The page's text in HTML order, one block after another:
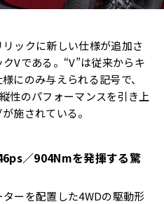
ックに新しい仕様が追加さ
Vである。“V”は従来からキ
にのみ与えられる記号で、
性のパフォーマンスを引き上
施されている。
／904Nmを発揮する驚
ーを配置した4WDの駆動形